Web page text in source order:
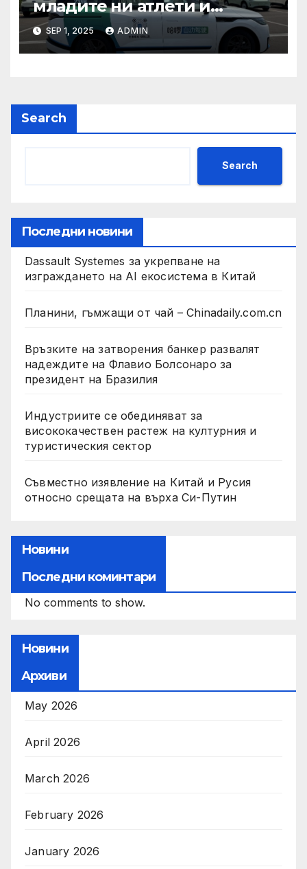
младите ни атлети и
техните треньори имат
нужда от нашата подкрепа
и ние ще им я осигурим
SEP 1, 2025 ADMIN
Search
Search
Последни новини
Dassault Systemes за укрепване на
изграждането на AI екосистема в Китай
Планини, гъмжащи от чай – Chinadaily.com.cn
Връзките на затворения банкер развалят
надеждите на Флавио Болсонаро за
президент на Бразилия
Индустриите се обединяват за
висококачествен растеж на културния и
туристическия сектор
Съвместно изявление на Китай и Русия
относно срещата на върха Си-Путин
Новини
Последни коминтари
No comments to show.
Новини
Архиви
May 2026
April 2026
March 2026
February 2026
January 2026